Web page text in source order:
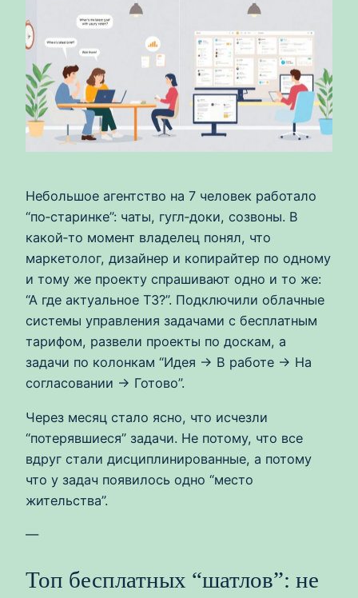
Небольшое агентство на 7 человек работало
“по‑старинке”: чаты, гугл‑доки, созвоны. В
какой‑то момент владелец понял, что
маркетолог, дизайнер и копирайтер по одному
и тому же проекту спрашивают одно и то же:
“А где актуальное ТЗ?”. Подключили облачные
системы управления задачами с бесплатным
тарифом, развели проекты по доскам, а
задачи по колонкам “Идея → В работе → На
согласовании → Готово”.
Через месяц стало ясно, что исчезли
“потерявшиеся” задачи. Не потому, что все
вдруг стали дисциплинированные, а потому
что у задач появилось одно “место
жительства”.
—
Топ бесплатных “шатлов”: не